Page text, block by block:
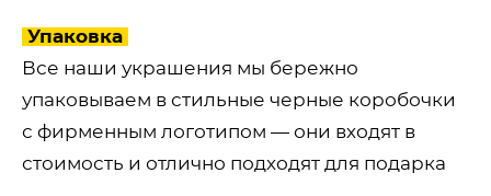
​ Упаковка
Все наши украшения мы бережно
упаковываем в стильные черные коробочки
с фирменным логотипом — они входят в
стоимость и отлично подходят для подарка